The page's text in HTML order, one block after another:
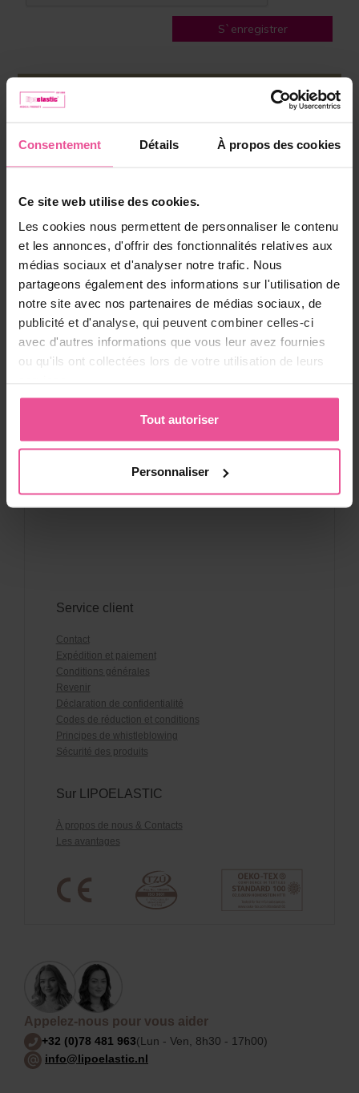
Consentement Détails À propos des cookies
Ce site web utilise des cookies.
Les cookies nous permettent de personnaliser le contenu
et les annonces, d'offrir des fonctionnalités relatives aux
médias sociaux et d'analyser notre trafic. Nous
partageons également des informations sur l'utilisation de
notre site avec nos partenaires de médias sociaux, de
publicité et d'analyse, qui peuvent combiner celles-ci
avec d'autres informations que vous leur avez fournies
ou qu'ils ont collectées lors de votre utilisation de leurs
Tout autoriser
Personnaliser
L´ÉQUIPE LIPOELASTIC
Nous sommes à votre
disposition pour vous aider
Tél :+32 (0)78 481 963(BE/LUX)
Tél :
(Lun - Ven, 8h30 - 17h00)
info@lipoelastic.nl
Posez votre question
Service client
Contact
Expédition et paiement
Conditions générales
Revenir
Déclaration de confidentialité
Codes de réduction et conditions
Principes de whistleblowing
Sécurité des produits
Sur LIPOELASTIC
À propos de nous & Contacts
Les avantages
Appelez-nous pour vous aider
+32 (0)78 481 963(Lun - Ven, 8h30 - 17h00)
info@lipoelastic.nl